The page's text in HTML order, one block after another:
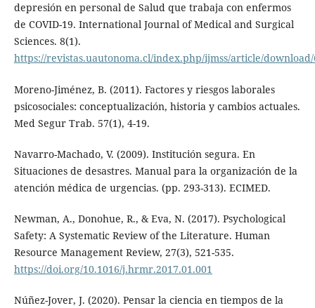
depresión en personal de Salud que trabaja con enfermos
de COVID-19. International Journal of Medical and Surgical
Sciences. 8(1).
https://revistas.uautonoma.cl/index.php/ijmss/article/download/
Moreno-Jiménez, B. (2011). Factores y riesgos laborales
psicosociales: conceptualización, historia y cambios actuales.
Med Segur Trab. 57(1), 4-19.
Navarro-Machado, V. (2009). Institución segura. En
Situaciones de desastres. Manual para la organización de la
atención médica de urgencias. (pp. 293-313). ECIMED.
Newman, A., Donohue, R., & Eva, N. (2017). Psychological
Safety: A Systematic Review of the Literature. Human
Resource Management Review, 27(3), 521-535.
https://doi.org/10.1016/j.hrmr.2017.01.001
Núñez-Jover, J. (2020). Pensar la ciencia en tiempos de la